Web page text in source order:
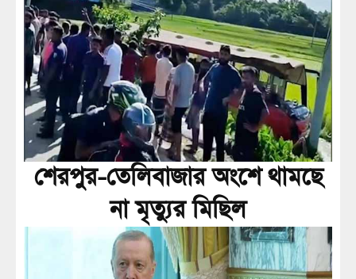
শেরপুর-তেলিবাজার অংশে থামছে
না মৃত্যুর মিছিল